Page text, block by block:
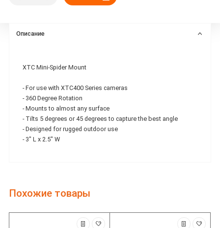
Описание
XTC Mini-Spider Mount
- For use with XTC400 Series cameras
- 360 Degree Rotation
- Mounts to almost any surface
- Tilts 5 degrees or 45 degrees to capture the best angle
- Designed for rugged outdoor use
- 3" L x 2.5" W
Похожие товары